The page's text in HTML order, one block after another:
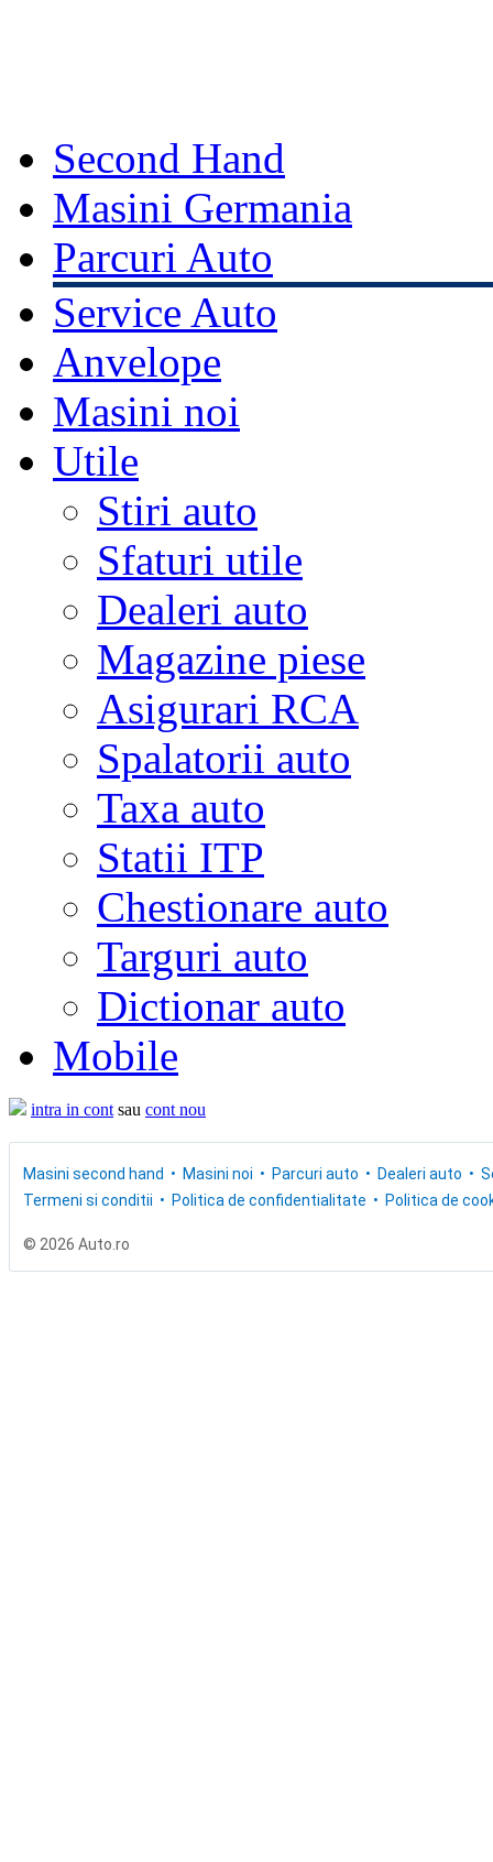
Second Hand
Masini Germania
Parcuri Auto
Service Auto
Anvelope
Masini noi
Utile
Stiri auto
Sfaturi utile
Dealeri auto
Magazine piese
Asigurari RCA
Spalatorii auto
Taxa auto
Statii ITP
Chestionare auto
Targuri auto
Dictionar auto
Mobile
intra in cont sau cont nou
Masini second hand Masini noi Parcuri auto Dealeri auto
Termeni si conditii
Politica de confidentialitate Politica de
© 2026 Auto.ro